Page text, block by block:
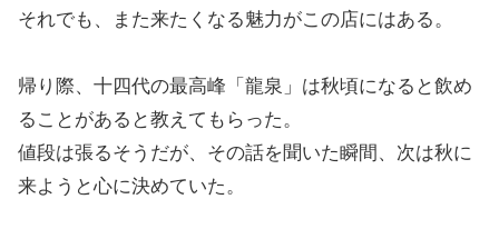
それでも、また来たくなる魅力がこの店にはある。
帰り際、十四代の最高峰「龍泉」は秋頃になると飲め
ることがあると教えてもらった。
値段は張るそうだが、その話を聞いた瞬間、次は秋に
来ようと心に決めていた。